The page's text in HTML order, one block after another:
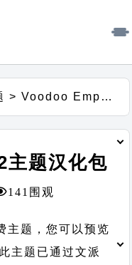
>Voodoo Empire 2主题汉化包
题汉化包
141围观
题，您可以预览
主题已通过文派